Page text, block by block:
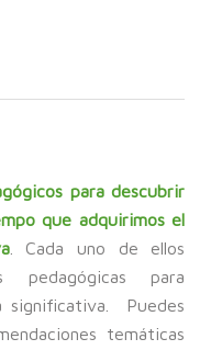
para descubrir
que adquirimos el
. Cada uno de ellos
pedagógicas para
significativa. Puedes
temáticas